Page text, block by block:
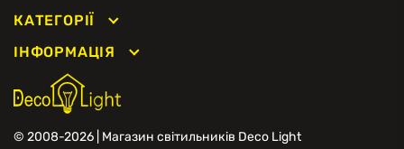
© 2008-2026 | Магазин світильників Deco Light
КАТЕГОРІЇ
ІНФОРМАЦІЯ